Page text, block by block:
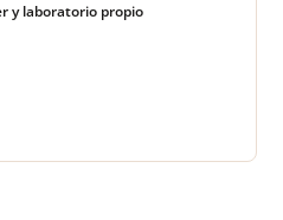
y laboratorio propio